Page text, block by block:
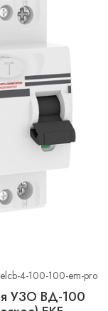
elcb-4-100-100-em-pro
УЗО ВД-100